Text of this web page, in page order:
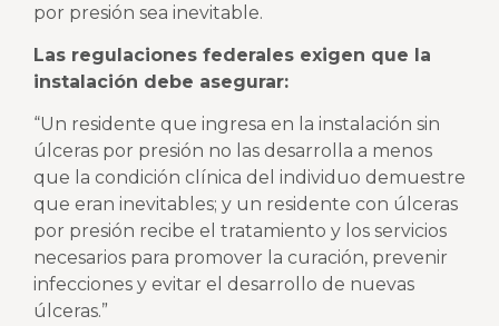
por presión sea inevitable.
Las regulaciones federales exigen que la
instalación debe asegurar:
“Un residente que ingresa en la instalación sin
úlceras por presión no las desarrolla a menos
que la condición clínica del individuo demuestre
que eran inevitables; y un residente con úlceras
por presión recibe el tratamiento y los servicios
necesarios para promover la curación, prevenir
infecciones y evitar el desarrollo de nuevas
úlceras.”